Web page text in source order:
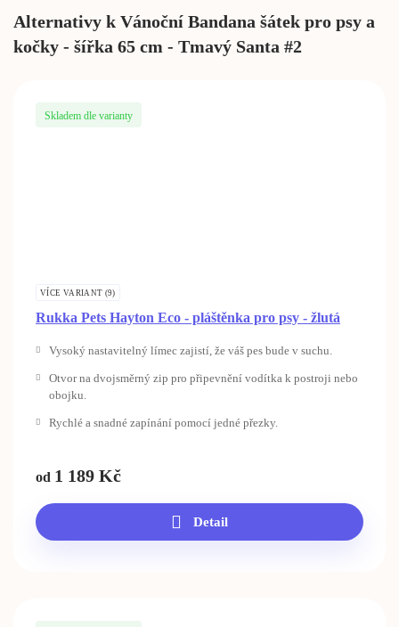
Vánoční vzor
Nedostupné
Alternativy k Vánoční Bandana šátek pro psy a
kočky - šířka 65 cm - Tmavý Santa #2
VÍCE VARIANT (9)
Rukka Pets Hayton Eco - pláštěnka pro psy - žlutá
Skladem dle varianty
Vysoký nastavitelný límec zajistí, že váš pes bude v suchu.
Otvor na dvojsměrný zip pro připevnění vodítka k postroji nebo
obojku.
Rychlé a snadné zapínání pomocí jedné přezky.
od 1 189 Kč
Detail